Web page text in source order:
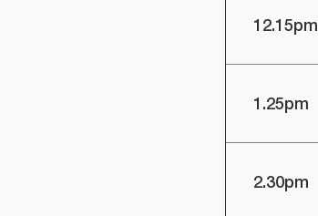
12.15pm
1.25pm
2.30pm